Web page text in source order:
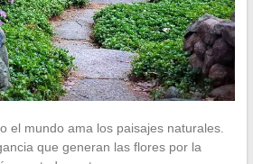
el mundo ama los paisajes naturales.
que generan las flores por la